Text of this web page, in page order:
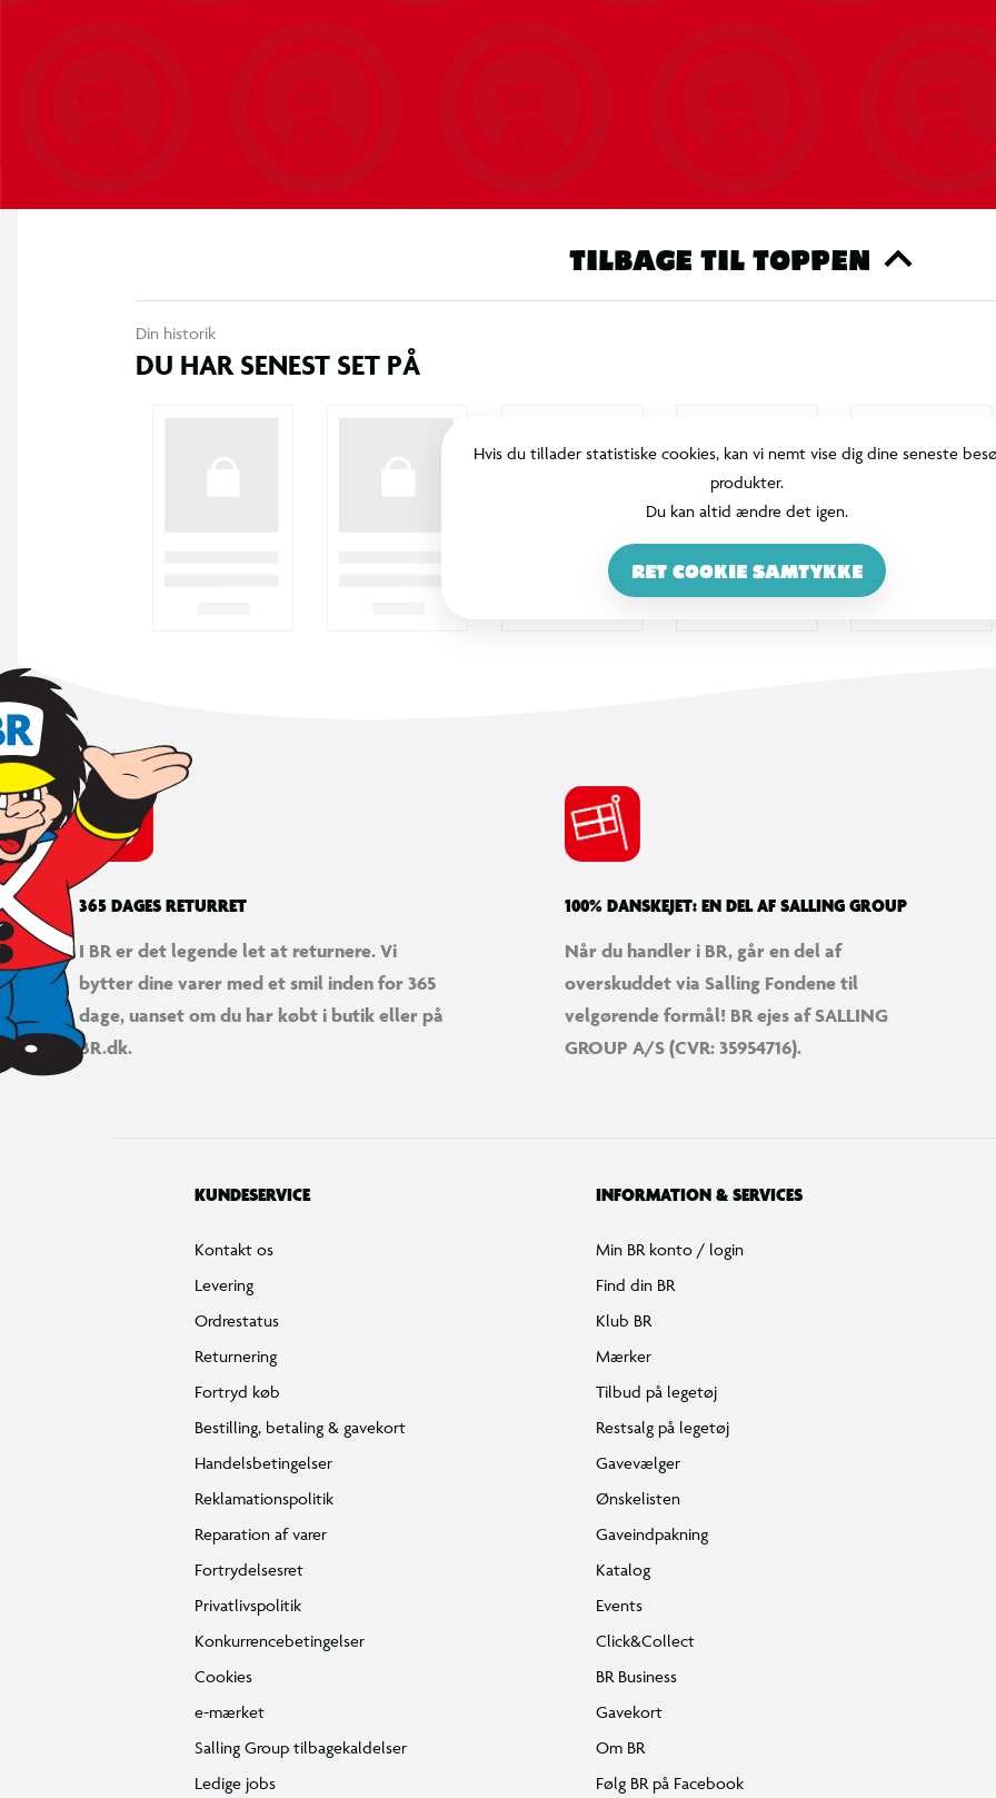
TILBAGE TIL TOPPEN
Din historik
DU HAR SENEST SET PÅ
Hvis du tillader statistiske cookies, kan vi nemt vise dig dine seneste
produkter.
Du kan altid ændre det igen.
RET COOKIE SAMTYKKE
365 DAGES RETURRET
I BR er det legende let at returnere. Vi
bytter dine varer med et smil inden for 365
dage, uanset om du har købt i butik eller på
BR.dk.
100% DANSKEJET: EN DEL AF SALLING GROUP
Når du handler i BR, går en del af
overskuddet via Salling Fondene til
velgørende formål! BR ejes af SALLING
GROUP A/S (CVR: 35954716).
KUNDESERVICE
Kontakt os
Levering
Ordrestatus
Returnering
Fortryd køb
Bestilling, betaling & gavekort
Handelsbetingelser
Reklamationspolitik
Reparation af varer
Fortrydelsesret
Privatlivspolitik
Konkurrencebetingelser
Cookies
e-mærket
Salling Group tilbagekaldelser
Ledige jobs
INFORMATION & SERVICES
Min BR konto / login
Find din BR
Klub BR
Mærker
Tilbud på legetøj
Restsalg på legetøj
Gavevælger
Ønskelisten
Gaveindpakning
Katalog
Events
Click&Collect
BR Business
Gavekort
Om BR
Følg BR på Facebook